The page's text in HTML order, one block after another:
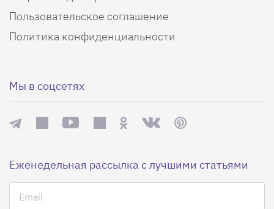
Пользовательское соглашение
Политика конфиденциальности
Мы в соцсетях
Еженедельная рассылка с лучшими статьями